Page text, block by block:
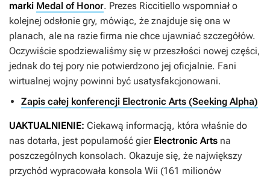
marki Medal of Honor. Prezes Riccitiello wspomniał o
kolejnej odsłonie gry, mówiąc, że znajduje się ona w
planach, ale na razie firma nie chce ujawniać szczegółów.
Oczywiście spodziewaliśmy się w przeszłości nowej części,
jednak do tej pory nie potwierdzono jej oficjalnie. Fani
wirtualnej wojny powinni być usatysfakcjonowani.
Zapis całej konferencji Electronic Arts (Seeking Alpha)
UAKTUALNIENIE: Ciekawą informacją, która właśnie do
nas dotarła, jest popularność gier Electronic Arts na
poszczególnych konsolach. Okazuje się, że największy
przychód wypracowała konsola Wii (161 milionów